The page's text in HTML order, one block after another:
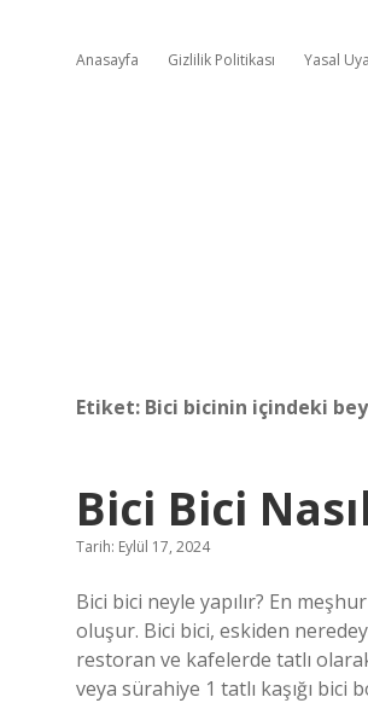
Anasayfa Gizlilik Politikası Yasal
Etiket: Bici bicinin içindeki
Bici Bici
Tarih: Eylül 17, 2024
Bici bici neyle yapılır? En
oluşur. Bici bici, eskiden
restoran ve kafelerde tatlı
veya sürahiye 1 tatlı kaşığı bici